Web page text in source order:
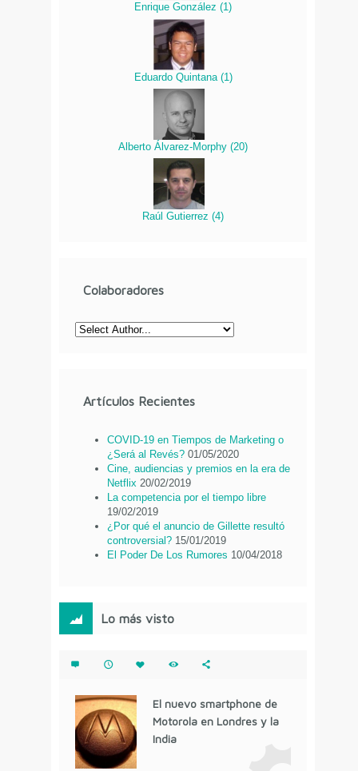
Enrique González (1)
Eduardo Quintana (1)
Alberto Álvarez-Morphy (20)
Raúl Gutierrez (4)
Colaboradores
Artículos Recientes
COVID-19 en Tiempos de Marketing o
¿Será al Revés? 01/05/2020
Cine, audiencias y premios en la era de
Netflix 20/02/2019
La competencia por el tiempo libre
19/02/2019
¿Por qué el anuncio de Gillette resultó
controversial? 15/01/2019
El Poder De Los Rumores 10/04/2018
Lo más visto
El nuevo smartphone de
Motorola en Londres y la
India